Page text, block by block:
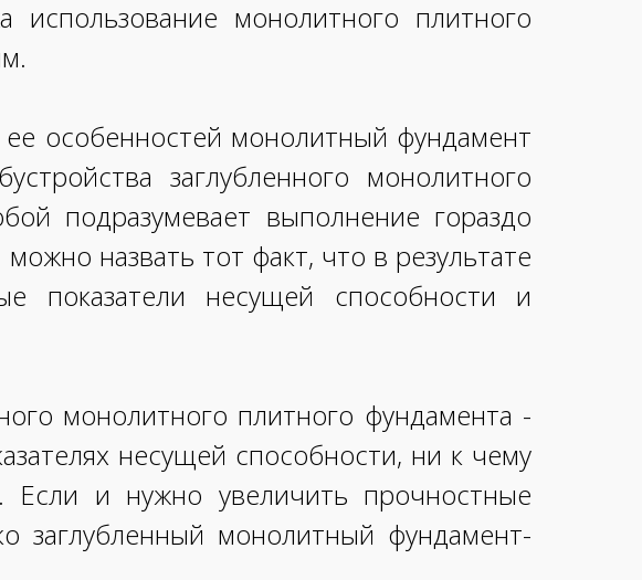
использование монолитного плитного
особенностей монолитный фундамент
заглубленного монолитного
подразумевает выполнение гораздо
назвать тот факт, что в результате
показатели несущей способности и
монолитного плитного фундамента -
несущей способности, ни к чему
Если и нужно увеличить прочностные
заглубленный монолитный фундамент-